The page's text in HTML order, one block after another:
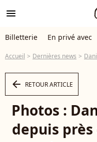
menu
Billetterie En privé avec
Accueil Dernières news Dani
arrow_left RETOUR ARTICLE
Photos :
depuis